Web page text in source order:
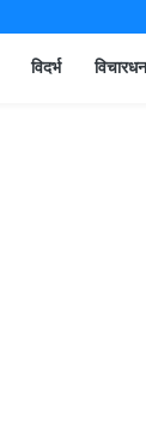
विदर्भ